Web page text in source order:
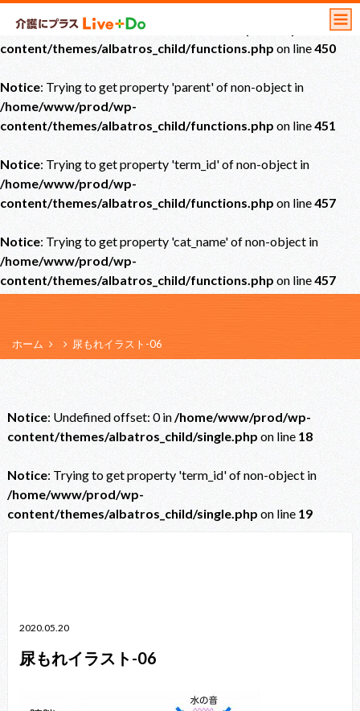
Notice: Undefined offset: 0 in
content/themes/albatros_child/functions.php on line450
Notice: Trying to get property 'parent' of non-object in
/home/www/prod/wp-
content/themes/albatros_child/functions.php on line451
Notice: Trying to get property 'term_id' of non-object in
/home/www/prod/wp-
content/themes/albatros_child/functions.php on line457
Notice: Trying to get property 'cat_name' of non-object in
/home/www/prod/wp-
content/themes/albatros_child/functions.php on line457
ホーム 尿もれイラスト-06
Notice: Undefined offset: 0 in/home/www/prod/wp-
content/themes/albatros_child/single.php on line 18
Notice: Trying to get property 'term_id' of non-object in
/home/www/prod/wp-
content/themes/albatros_child/single.php on line 19
2020.05.20
尿もれイラスト-06